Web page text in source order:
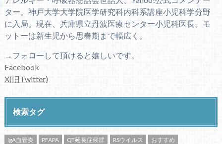
ター。神戸大学大学院医学研究科内科系講座小児科学分野
に入局。現在、兵庫県立丹波医療センター小児科医長。モ
ットーは新生児から思春期まで幅広く。
→フォローして頂けると嬉しいです。
Facebook
X(旧Twitter)
検索タグ
IgA血管炎 PFAPA QT延長症候群 RSウイルス
おすすめ